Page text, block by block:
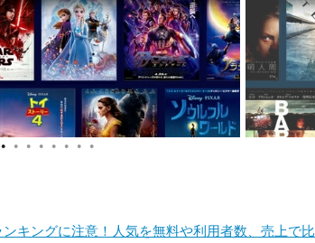
● ● ● ● ● ● ● ●
キングに注意！人気を無料や利用者数、売上で比